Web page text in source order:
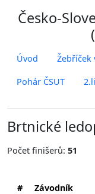
Česko-
Úvod Žebříček
Pohár ČSUT
Brtnické
Počet finišerů: 51
# Závodník